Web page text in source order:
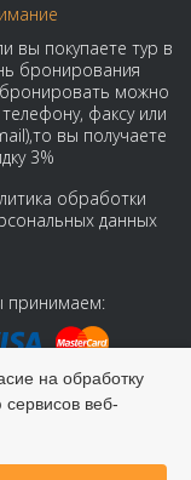
вы покупаете тур в
бронирования
можно
факсу или
вы получаете
3%
обработки
данных
принимаем:
на обработку
веб-